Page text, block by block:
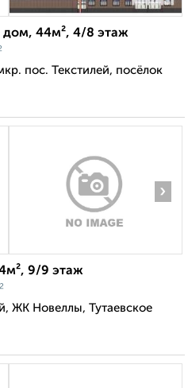
дом, 44м², 4/8 этаж
пос. Текстилей, посёлок
›
9/9 этаж
ЖК Новеллы, Тутаевское